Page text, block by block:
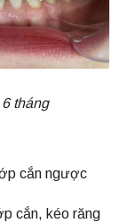
tháng
cắn ngược
cắn, kéo răng